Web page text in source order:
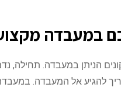
במעבדה
הניתן במעבדה. תחילה,
להגיע אל המעבדה.